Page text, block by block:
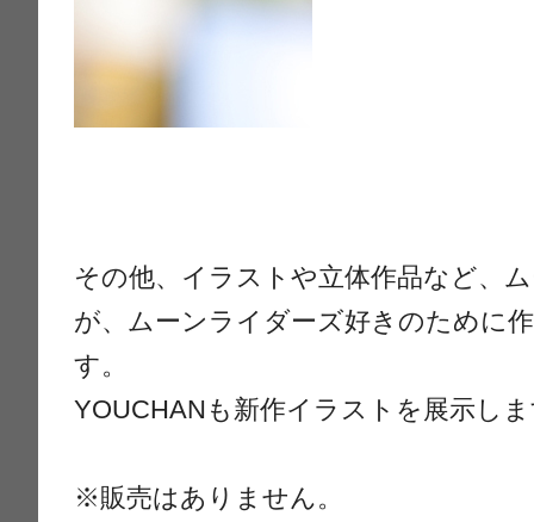
その他、イラストや立体作品など、
が、ムーンライダーズ好きのために
す。
YOUCHANも新作イラストを展示し
※販売はありません。